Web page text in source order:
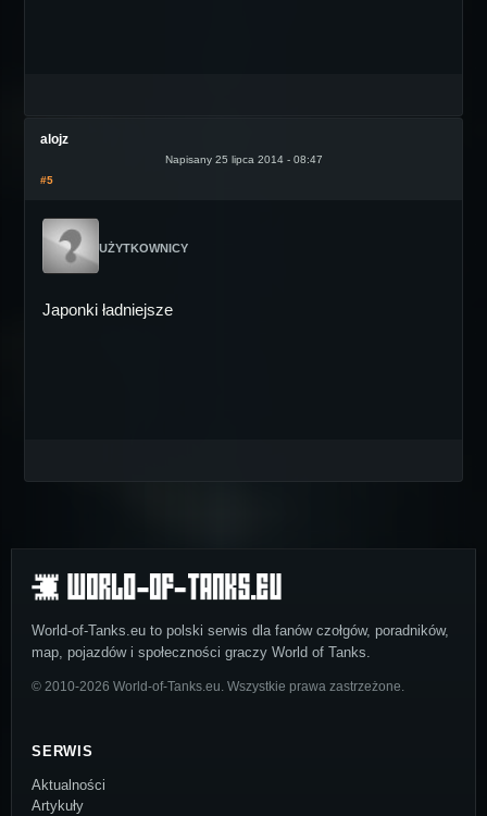
alojz
Napisany 25 lipca 2014 - 08:47
#5
UŻYTKOWNICY
Japonki ładniejsze
World-of-Tanks.eu to polski serwis dla fanów czołgów, poradników,
map, pojazdów i społeczności graczy World of Tanks.
© 2010-2026 World-of-Tanks.eu. Wszystkie prawa zastrzeżone.
SERWIS
Aktualności
Artykuły